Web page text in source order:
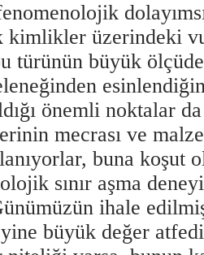
kimlikler üzerindeki
türünün büyük
önemli noktalar
mecrası ve
buna koşut
sınır aşma
ihale
yine büyük değer